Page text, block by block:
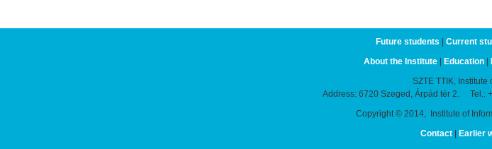
Future students | Current
About the Institute | Education |
SZTE TTIK, Institute
Address: 6720 Szeged, Árpád tér 2. Tel.:
Copyright © 2014, Institute of
Contact| Earlier